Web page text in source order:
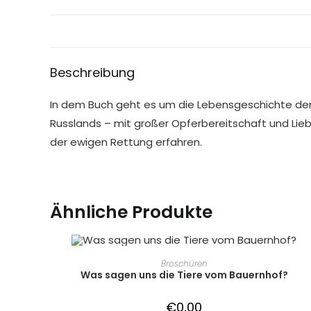
Beschreibung
In dem Buch geht es um die Lebensgeschichte
Russlands – mit großer Opferbereitschaft und
der ewigen Rettung erfahren.
Ähnliche Produkte
IN DEN WARENKORB
Broschüren
Was sagen uns die Tiere vom Bauernhof?
€0,00